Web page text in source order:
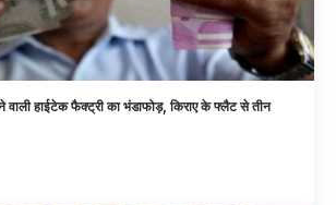
वाली हाईटेक फैक्ट्री का भंडाफोड़, किराए के फ्लैट से तीन